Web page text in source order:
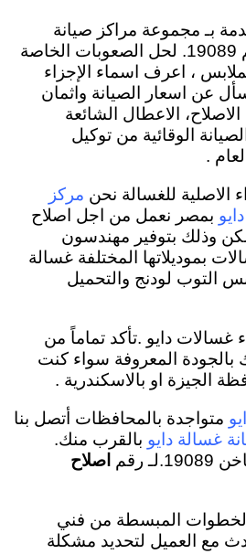
بـ مجموعة مراكز صيانة
غسالات دايو علي رقم 19089. لحل الصعوبات الخاصة
، اعرف اسماء الإجزاء
عن اسعار الصيانة واثمان
الاعطال الشائعة
الوقائية من توكيل
.
الاصلية للغسالة نحن مركز
بمصر نعمل من اجل اصلاح
وذلك بتوفير مهندسون
بموديلاتها المختلفة غسالة
التوب لودنج والتحميل
غسالات دايو .تأكد تماماً من
بالجودة المعروفة سواء كنت
الجيزة او بالاسكندرية .
متواجدة بالمحافظات أتصل بنا
غسالة دايو بالقرب منك.
رقم
اصلاح
الخطوات المبسطة من فني
مع العميل لتحديد مشكلة